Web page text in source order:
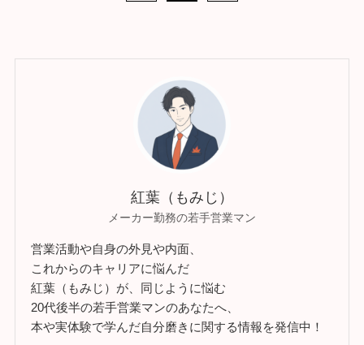
紅葉（もみじ）
メーカー勤務の若手営業マン
営業活動や自身の外見や内面、
これからのキャリアに悩んだ
紅葉（もみじ）が、同じように悩む
20代後半の若手営業マンのあなたへ、
本や実体験で学んだ自分磨きに関する情報を発信中！